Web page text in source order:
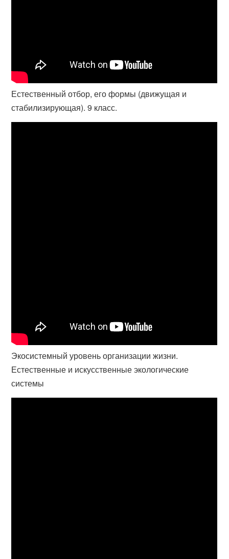
Естественный отбор, его формы (движущая и
стабилизирующая). 9 класс.
Экосистемный уровень организации жизни.
Естественные и искусственные экологические
системы